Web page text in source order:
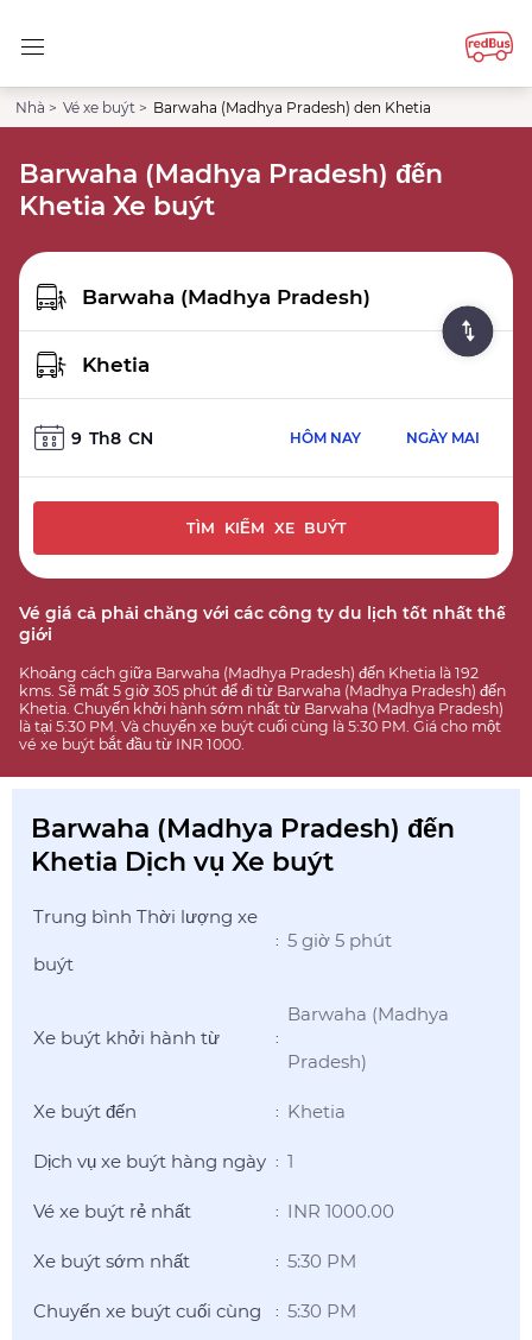
Nhà > Vé xe buýt > Barwaha (Madhya Pradesh) den Khetia
Barwaha (Madhya Pradesh) đến
Khetia Xe buýt
9 Th8 CN HÔM NAY NGÀY MAI
TÌM KIẾM XE BUÝT
Vé giá cả phải chăng với các công ty du lịch tốt nhất thế
giới
Khoảng cách giữa Barwaha (Madhya Pradesh) đến Khetia là 192
kms. Sẽ mất 5 giờ 305 phút để đi từ Barwaha (Madhya Pradesh) đến
Khetia. Chuyến khởi hành sớm nhất từ Barwaha (Madhya Pradesh)
là tại 5:30 PM. Và chuyến xe buýt cuối cùng là 5:30 PM. Giá cho một
vé xe buýt bắt đầu từ INR 1000.
Barwaha (Madhya Pradesh) đến
Khetia Dịch vụ Xe buýt
Trung bình Thời lượng xe
buýt
: 5 giờ 5 phút
Xe buýt khởi hành từ :
Barwaha (Madhya
Pradesh)
Xe buýt đến : Khetia
Dịch vụ xe buýt hàng ngày : 1
Vé xe buýt rẻ nhất : INR 1000.00
Xe buýt sớm nhất : 5:30 PM
Chuyến xe buýt cuối cùng : 5:30 PM